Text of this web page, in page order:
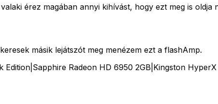
érez magában annyi kihívást, hogy ezt meg is
másik lejátszót meg menézem ezt a flashAmp.
Radeon HD 6950 2GB|Kingston